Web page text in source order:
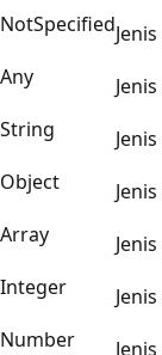
NotSpecified
Any
String
Object
Array
Integer
Number